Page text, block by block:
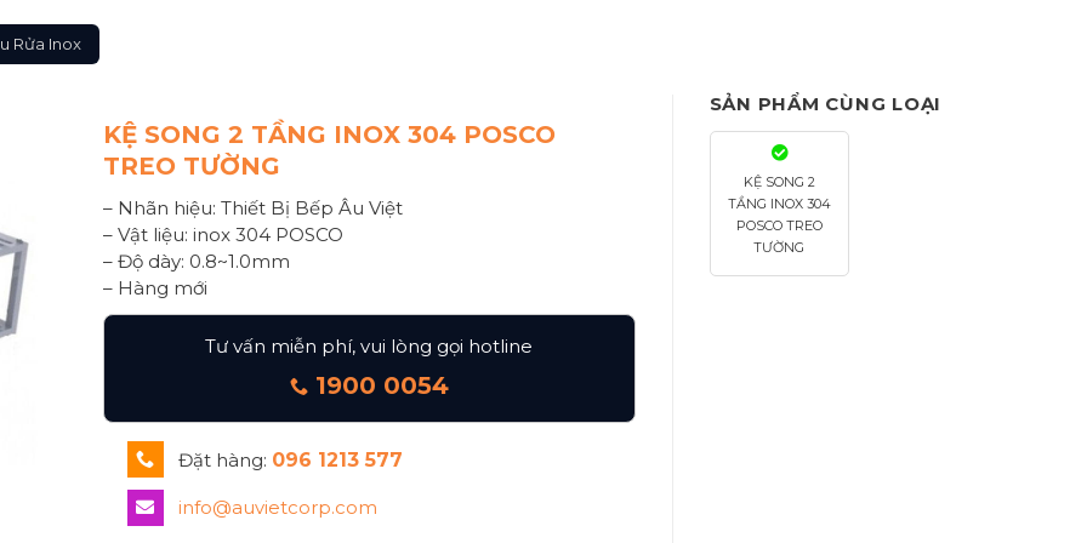
Rửa Inox
KỆ SONG 2 TẦNG INOX 304 POSCO
TREO TƯỜNG
– Nhãn hiệu: Thiết Bị Bếp Âu Việt
– Vật liệu: inox 304 POSCO
– Độ dày: 0.8~1.0mm
– Hàng mới
Tư vấn miễn phí, vui lòng gọi hotline
1900 0054
Đặt hàng: 096 1213 577
info@auvietcorp.com
SẢN PHẨM CÙNG LOẠI
KỆ SONG 2
TẦNG INOX 304
POSCO TREO
TƯỜNG